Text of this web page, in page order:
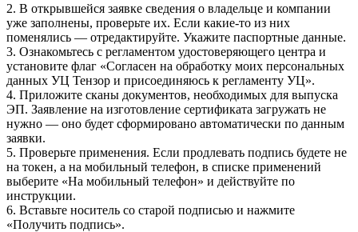
2. В открывшейся заявке сведения о владельце и компании
уже заполнены, проверьте их. Если какие-то из них
поменялись — отредактируйте. Укажите паспортные данные.
3. Ознакомьтесь с регламентом удостоверяющего центра и
установите флаг «Согласен на обработку моих персональных
данных УЦ Тензор и присоединяюсь к регламенту УЦ».
4. Приложите сканы документов, необходимых для выпуска
ЭП. Заявление на изготовление сертификата загружать не
нужно — оно будет сформировано автоматически по данным
заявки.
5. Проверьте применения. Если продлевать подпись будете не
на токен, а на мобильный телефон, в списке применений
выберите «На мобильный телефон» и действуйте по
инструкции.
6. Вставьте носитель со старой подписью и нажмите
«Получить подпись».